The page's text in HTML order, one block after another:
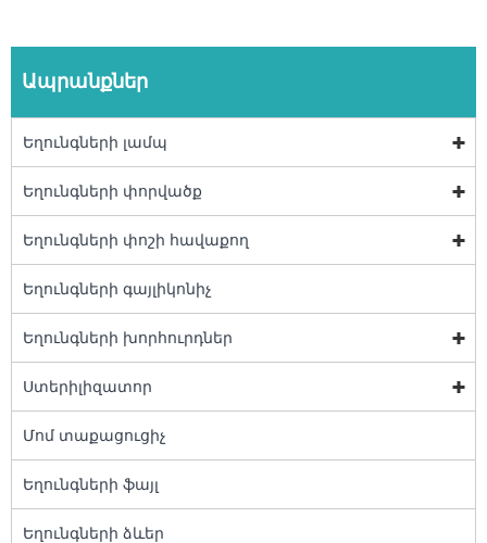
Ապրանքներ
Եղունգների լամպ
Եղունգների փորվածք
Եղունգների փոշի հավաքող
Եղունգների գայլիկոնիչ
Եղունգների խորհուրդներ
Ստերիլիզատոր
Մոմ տաքացուցիչ
Եղունգների ֆայլ
Եղունգների ձևեր